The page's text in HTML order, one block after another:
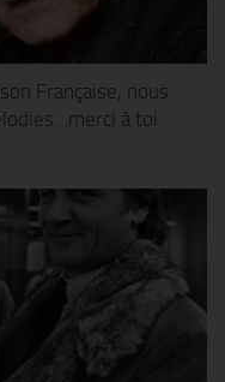
Française, nous
à toi